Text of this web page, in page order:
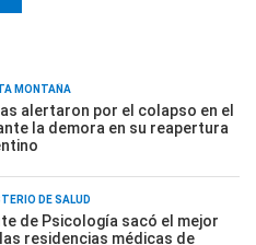
MONTAÑA
alertaron por el colapso en el
la demora en su reapertura
DE SALUD
de Psicología sacó el mejor
residencias médicas de